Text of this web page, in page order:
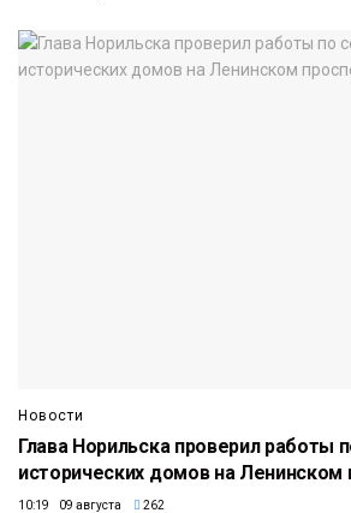
Новости
Глава Норильска проверил работы
исторических домов на Ленинском
10:19 09 августа 262